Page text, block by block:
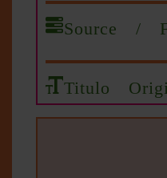
Source /
Titulo